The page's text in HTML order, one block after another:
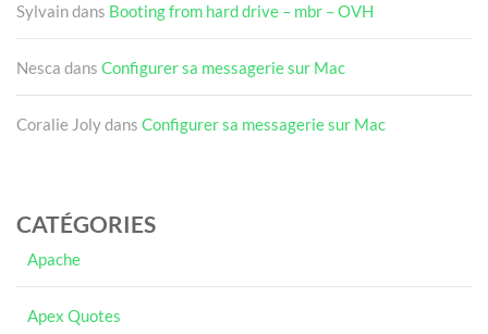
Sylvaindans Booting from hard drive – mbr – OVH
Nesca dans Configurer sa messagerie sur Mac
Coralie Jolydans Configurer sa messagerie sur Mac
CATÉGORIES
Apache
Apex Quotes